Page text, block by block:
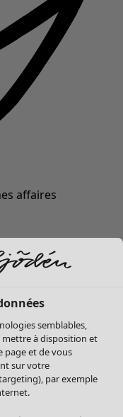
affaires
semblables,
mettre à disposition et
page et de vous
sur votre
par exemple